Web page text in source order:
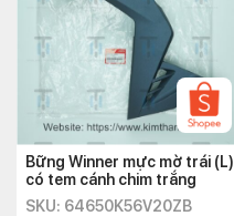
Bững Winner mực mờ trái (L)
có tem cánh chim trắng
SKU: 64650K56V20ZB